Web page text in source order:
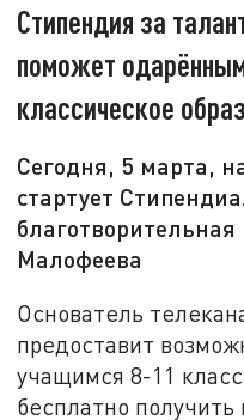
Стипендия за
поможет
классическое
Сегодня, 5 марта,
стартует
Малофеева
Основатель
предоставит
учащимся 8-11
бесплатно получить